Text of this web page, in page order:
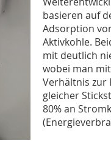
basieren auf
Adsorption
Aktivkohle.
mit deutlich
wobei man
Verhältnis zur
gleicher
80% an